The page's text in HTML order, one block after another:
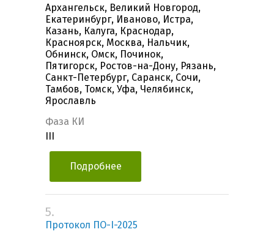
Архангельск, Великий Новгород,
Екатеринбург, Иваново, Истра,
Казань, Калуга, Краснодар,
Красноярск, Москва, Нальчик,
Обнинск, Омск, Починок,
Пятигорск, Ростов-на-Дону, Рязань,
Санкт-Петербург, Саранск, Сочи,
Тамбов, Томск, Уфа, Челябинск,
Ярославль
Фаза КИ
Подробнее
5.
Протокол ПО-I-2025